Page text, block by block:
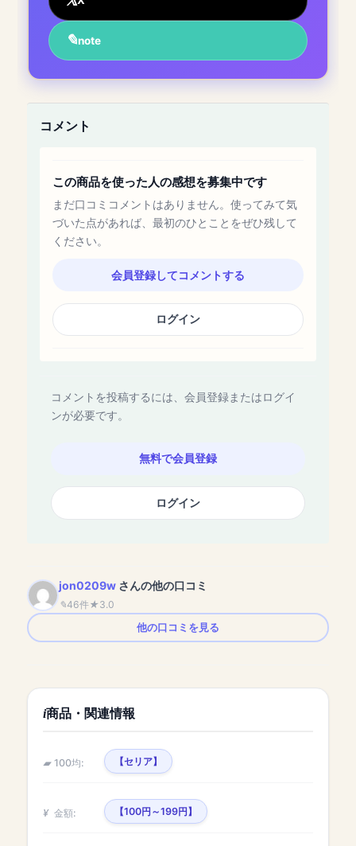
note
コメント
この商品を使った人の感想を募集中です
まだ口コミコメントはありません。使ってみて気
づいた点があれば、最初のひとことをぜひ残して
ください。
会員登録してコメントする
ログイン
コメントを投稿するには、会員登録またはログイ
ンが必要です。
無料で会員登録
ログイン
jon0209wさんの他の口コミ
46件
3.0
他の口コミを見る
商品・関連情報
100均: 【セリア】
金額: 【100円～199円】